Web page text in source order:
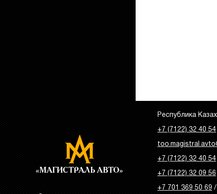
Республика
+7 (7122) 32 40 54
+7 (7122) 32 40 54
+7 (7122) 32 09 56
+7 701 369 50 69/